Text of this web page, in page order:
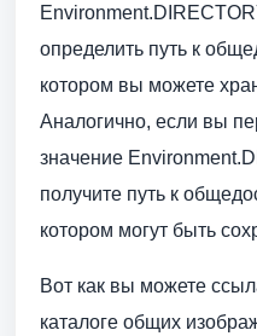
определить путь к
котором вы можете
Аналогично, если вы
значение
получите путь к
котором могут быть
Вот как вы можете
каталоге общих